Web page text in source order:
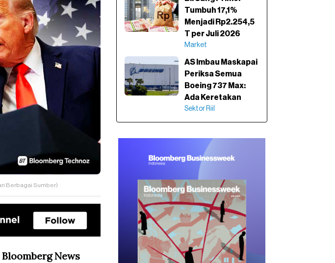
Berbagai Sumber)
News
Tumbuh 17,1%
Menjadi Rp2.254,5
T per Juli 2026
Market
AS Imbau Maskapai
Periksa Semua
Boeing 737 Max:
Ada Keretakan
Sektor Riil